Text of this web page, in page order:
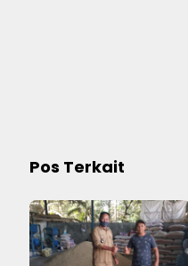
Pos Terkait